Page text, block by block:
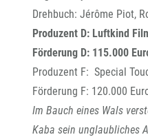
Drehbuch: Jérôme Piot,
Produzent D: Luftkind
Förderung D: 115.000
Produzent F: Special
Förderung F: 120.000
Im Bauch eines Wals
Kaba sein unglaubliches